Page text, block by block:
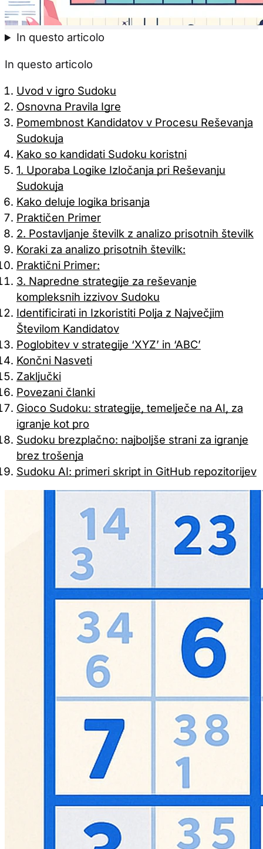
In questo articolo
In questo articolo
Uvod v igro Sudoku
Osnovna Pravila Igre
Pomembnost Kandidatov v Procesu Reševanja
Sudokuja
Kako so kandidati Sudoku koristni
1. Uporaba Logike Izločanja pri Reševanju
Sudokuja
Kako deluje logika brisanja
Praktičen Primer
2. Postavljanje številk z analizo prisotnih številk
Koraki za analizo prisotnih številk:
Praktični Primer:
3. Napredne strategije za reševanje
kompleksnih izzivov Sudoku
Identificirati in Izkoristiti Polja z Največjim
Številom Kandidatov
Poglobitev v strategije ‘XYZ’ in ‘ABC’
Končni Nasveti
Zaključki
Povezani članki
Gioco Sudoku: strategije, temelječe na AI, za
igranje kot pro
Sudoku brezplačno: najboljše strani za igranje
brez trošenja
Sudoku AI: primeri skript in GitHub repozitorijev